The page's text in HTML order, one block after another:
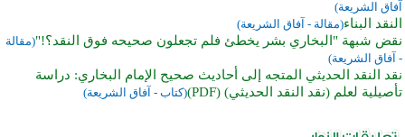
آفاق الشريعة)
النقد البناء(مقالة - آفاق الشريعة)
نقض شبهة "البخاري بشر يخطئ فلم تجعلون صحيحه فوق النقد؟!"(مقالة
- آفاق الشريعة)
نقد النقد الحديثي المتجه إلى أحاديث صحيح الإمام البخاري: دراسة
تأصيلية لعلم (نقد النقد الحديثي) (PDF)
(كتاب - آفاق الشريعة)